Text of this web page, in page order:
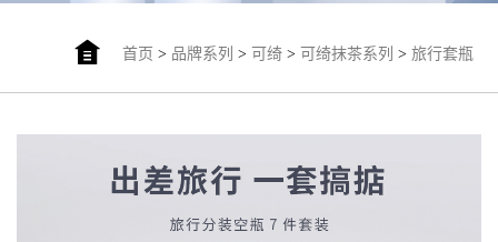
首页 > 品牌系列 > 可绮> 可绮抹茶系列 > 旅行套瓶